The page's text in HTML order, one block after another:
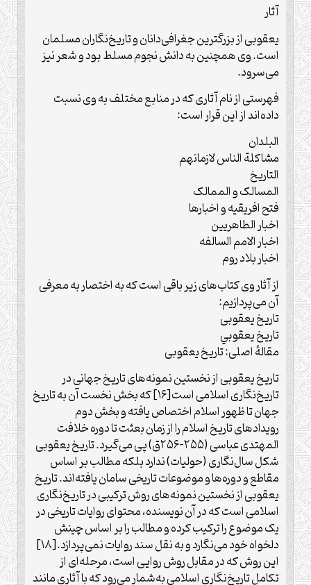
آثار
یعقوبی از بزرگترین جغرافی‌دانان و تاریخ‌نگاران مسلمان
است. وی همچنین به دانش نجوم مسلط بود و شعر نیز
می‌سرود.
فهرستی از نام‌ آثاری که در منابع مختلف به وی نسبت
داده‌اند از این قرار است:
البلدان
مشاکلة الناس لازمانهم
التاریخ
المسالک و الممالک
فتح افریقیه و اخبارها
اخبار الطاهریین
اخبار الامم السالفه
اخبار بلاد روم
از آثار وی کتاب‌های زیر باقی است که به اختصار به معرفی
آن می‌پردازیم:
تاریخ یعقوبی
تاريخ يعقوبي
مقالهٔ اصلی: تاریخ یعقوبی
تاریخ یعقوبی از نخستین نمونه‌های تاریخ جهانی در
تاریخ‌نگاری اسلامی است[۱۶] که بخش نخست آن به تاریخ
جهان تا ظهور اسلام اختصاص یافته و بخش دوم
رویدادهای تاریخ اسلام را از زمان بعثت تا دوره خلافت
المهتدی عباسی (۲۵۵-۲۵۶ق) پی می‌گیرد. تاریخ یعقوبی
شکل سال‌نگاری (حولیات) ندارد بلکه مطالب بر اساس
مقاطع و دوره‌ها و موضوعات تاریخی سامان یافته‌اند. تاریخ
یعقوبی از نخستین نمونه‌های روش ترکیبی در تاریخ‌نگاری
اسلامی است که در آن نویسنده، محتوای روایات تاریخی در
یک موضوع را ترکیب کرده و مطالب را بر اساس چینش
دلخواه خود می‌نگارد و به نقل سند روایات نمی‌پردازد.[۱۸]
این روش که در مقابل روش روایی است، مرحله‌ای از
تکامل تاریخ‌نگاری اسلامی به‌شمار می‌رود که با آثاری مانند